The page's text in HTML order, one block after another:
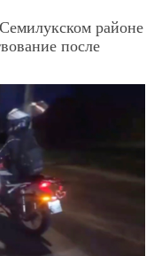
районе
после